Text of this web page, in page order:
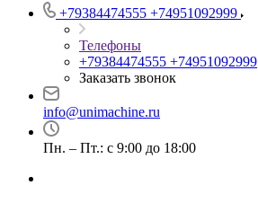
+79384474555 +74951092999
Телефоны
+79384474555 +74951092999
Заказать звонок
info@unimachine.ru
Пн. – Пт.: с 9:00 до 18:00